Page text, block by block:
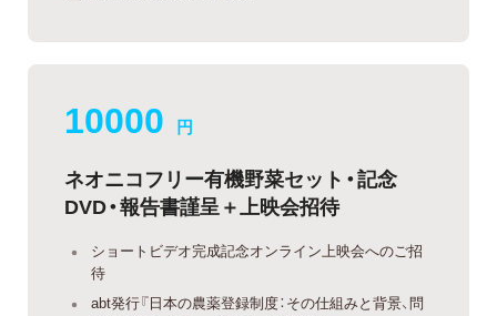
10000 円
ネオニコフリー有機野菜セット・記念
DVD・報告書謹呈＋上映会招待
ショートビデオ完成記念オンライン上映会へのご招
待
abt発行『日本の農薬登録制度：その仕組みと背景、問